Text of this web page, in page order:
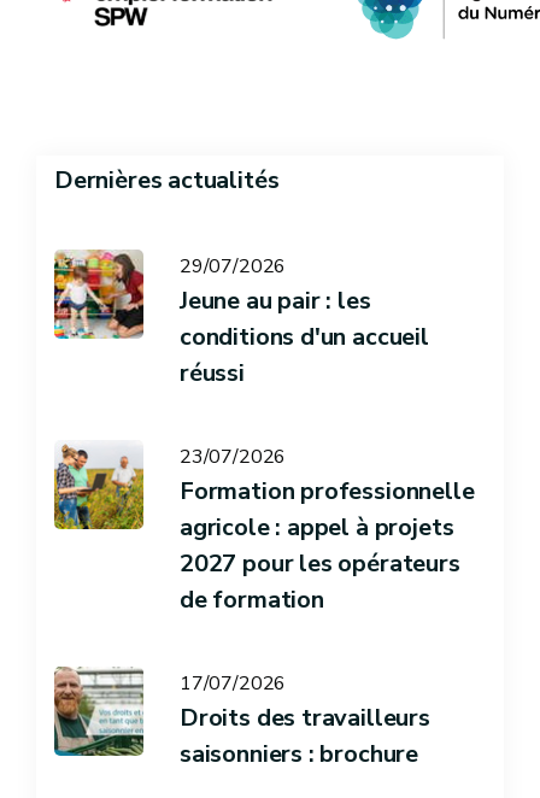
Dernières actualités
29/07/2026
Jeune au pair : les
conditions d'un accueil
réussi
23/07/2026
Formation professionnelle
agricole : appel à projets
2027 pour les opérateurs
de formation
17/07/2026
Droits des travailleurs
saisonniers : brochure